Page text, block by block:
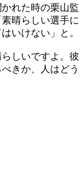
れた時の栗山監
晴らしい選手に
いけない」と。
しいですよ。彼
きか、人はどう